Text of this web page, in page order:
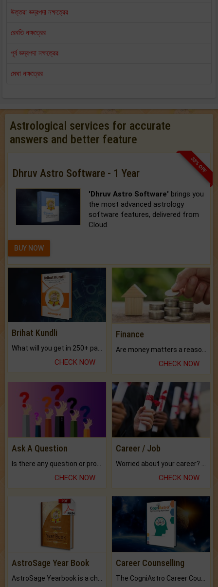
উত্তরা ভদ্রপদা নক্ষত্রের
রেবতি নক্ষত্রের
পূর্ব ভদ্রপদা নক্ষত্রের
মেঘা নক্ষত্রের
Astrological services for accurate
answers and better feature
33% OFF
Dhruv Astro Software - 1 Year
'Dhruv Astro Software' brings you
the most advanced astrology
software features, delivered from
Cloud.
BUY NOW
Brihat Kundli
CHECK NOW
Finance
CHECK NOW
Ask A Question
CHECK NOW
Career / Job
CHECK NOW
AstroSage Year Book Career Counselling